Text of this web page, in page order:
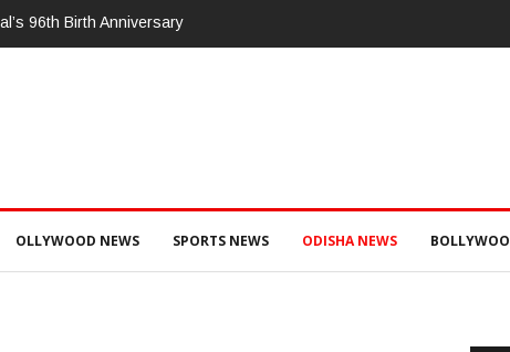
Birth Anniversary1.6 Crore women and children to get deworming dose
Odisha
OLLYWOOD NEWS SPORTS NEWS ODISHA NEWS